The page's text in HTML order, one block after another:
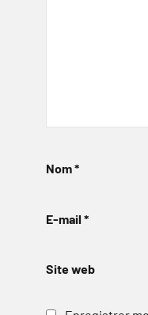
Nom*
E-mail *
Site web